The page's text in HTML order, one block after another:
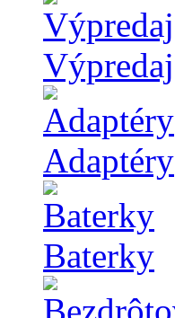
Výpredaj
Adaptéry
Baterky